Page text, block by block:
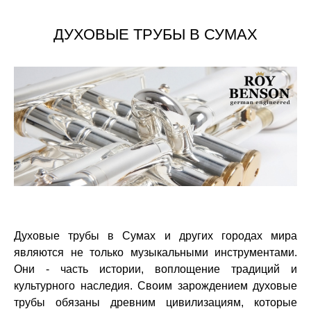
ДУХОВЫЕ ТРУБЫ В СУМАХ
Духовые трубы в Сумах и других городах мира
являются не только музыкальными инструментами.
Они - часть истории, воплощение традиций и
культурного наследия. Своим зарождением духовые
трубы обязаны древним цивилизациям, которые